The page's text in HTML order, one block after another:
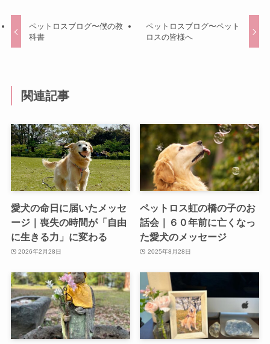
ペットロスブログ〜僕の教
科書
ペットロスブログ〜ペット
ロスの皆様へ
関連記事
愛犬の命日に届いたメッセ
ージ｜喪失の時間が「自由
に生きる力」に変わる
2026年2月28日
ペットロス虹の橋の子のお
話会｜６０年前に亡くなっ
た愛犬のメッセージ
2025年8月28日